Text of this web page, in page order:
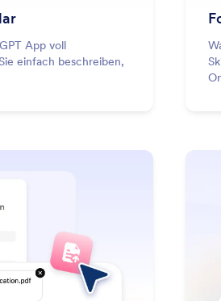
App voll
einfach beschreiben,
: Create Forms From Documents